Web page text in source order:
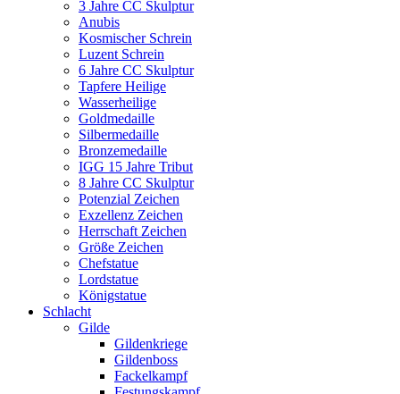
3 Jahre CC Skulptur
Anubis
Kosmischer Schrein
Luzent Schrein
6 Jahre CC Skulptur
Tapfere Heilige
Wasserheilige
Goldmedaille
Silbermedaille
Bronzemedaille
IGG 15 Jahre Tribut
8 Jahre CC Skulptur
Potenzial Zeichen
Exzellenz Zeichen
Herrschaft Zeichen
Größe Zeichen
Chefstatue
Lordstatue
Königstatue
Schlacht
Gilde
Gildenkriege
Gildenboss
Fackelkampf